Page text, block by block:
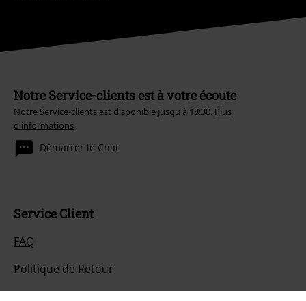
Notre Service-clients est à votre écoute
Notre Service-clients est disponible jusqu à 18:30. Plus
d'informations
Démarrer le Chat
Service Client
FAQ
Politique de Retour